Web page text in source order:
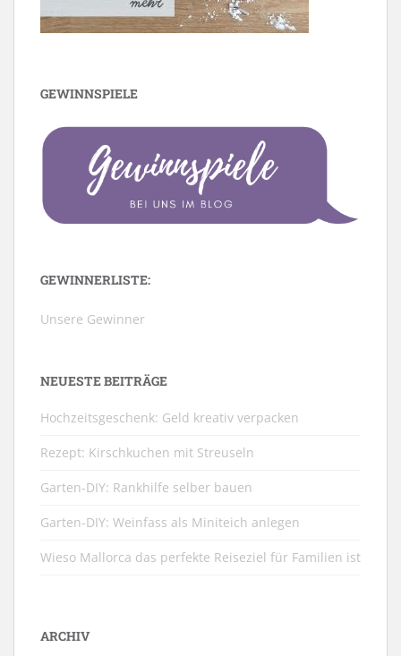
GEWINNSPIELE
GEWINNERLISTE:
Unsere Gewinner
NEUESTE BEITRÄGE
Hochzeitsgeschenk: Geld kreativ verpacken
Rezept: Kirschkuchen mit Streuseln
Garten-DIY: Rankhilfe selber bauen
Garten-DIY: Weinfass als Miniteich anlegen
Wieso Mallorca das perfekte Reiseziel für Familien ist
ARCHIV